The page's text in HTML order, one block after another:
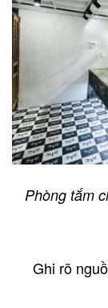
Phòng tắm
Ghi rõ